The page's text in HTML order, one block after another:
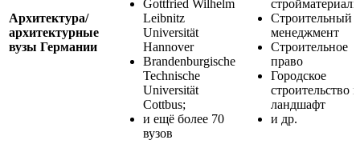
Архитектура/
архитектурные
вузы Германии
Gottfried Wilhelm
Leibnitz
Universität
Hannover
Brandenburgische
Technische
Universität
Cottbus;
и ещё более 70
вузов
Строительный
менеджмент
Строительное
право
Городское
строительство и
ландшафт
и др.